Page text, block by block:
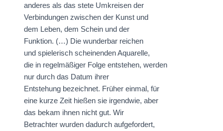
anderes als das stete Umkreisen der
Verbindungen zwischen der Kunst und
dem Leben, dem Schein und der
Funktion. (…) Die wunderbar reichen
und spielerisch scheinenden Aquarelle,
die in regelmäßiger Folge entstehen, werden
nur durch das Datum ihrer
Entstehung bezeichnet. Früher einmal, für
eine kurze Zeit hießen sie irgendwie, aber
das bekam ihnen nicht gut. Wir
Betrachter wurden dadurch aufgefordert,